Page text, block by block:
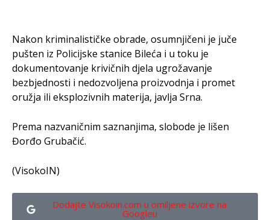
Nakon kriminalističke obrade, osumnjičeni je juče
pušten iz Policijske stanice Bileća i u toku je
dokumentovanje krivičnih djela ugrožavanje
bezbjednosti i nedozvoljena proizvodnja i promet
oružja ili eksplozivnih materija, javlja Srna.
Prema nazvaničnim saznanjima, slobode je lišen
Đorđo Grubačić.
(VisokoIN)
Dodajte Visokoin.com u omiljene izvore na
Googleu